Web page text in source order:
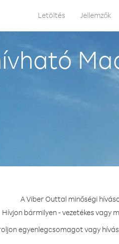
Letöltés Jellemzők
A Viber Outtal minőségi
Hívjon bármilyen - vezetékes vagy
egyenlegcsomagot vagy